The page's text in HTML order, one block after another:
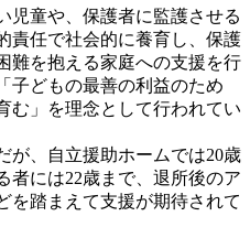
ーラム「移動の先」の笑顔
いこと〜横浜移動サービス
ライブ配信も～「横浜の新
から東京大学 大澤幸生教授